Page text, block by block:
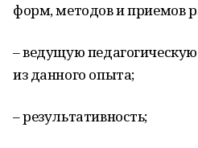
форм, методов и приемов
– ведущую
из данного опыта;
– результативность;